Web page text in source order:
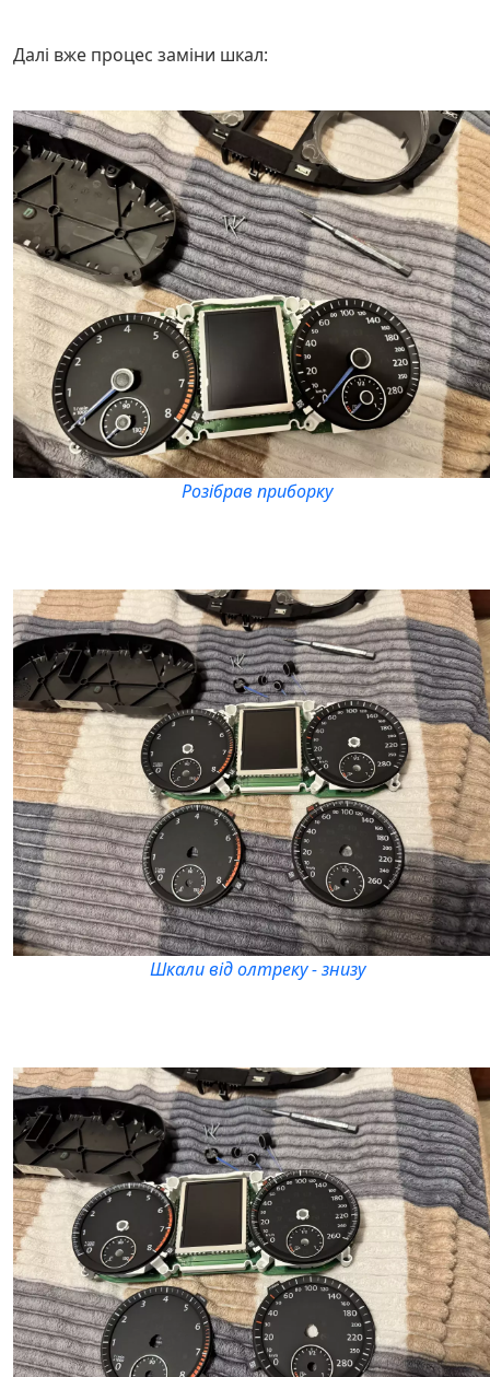
Далі вже процес заміни шкал:
Розібрав приборку
Шкали від олтреку - знизу